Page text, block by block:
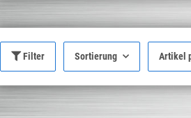
Filter Sortierung Artikel